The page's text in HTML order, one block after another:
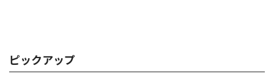
ピックアップ